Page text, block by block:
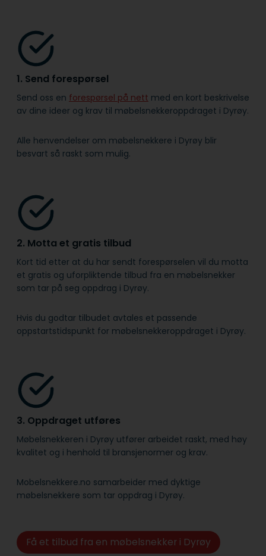
1. Send forespørsel
Send oss en forespørsel på nett med en kort beskrivelse
av dine ideer og krav til møbelsnekkeroppdraget i Dyrøy.
Alle henvendelser om møbelsnekkere i Dyrøy blir
besvart så raskt som mulig.
2. Motta et gratis tilbud
Kort tid etter at du har sendt forespørselen vil du motta
et gratis og uforpliktende tilbud fra en møbelsnekker
som tar på seg oppdrag i Dyrøy.
Hvis du godtar tilbudet avtales et passende
oppstartstidspunkt for møbelsnekkeroppdraget i Dyrøy.
3. Oppdraget utføres
Møbelsnekkeren i Dyrøy utfører arbeidet raskt, med høy
kvalitet og i henhold til bransje­normer og krav.
Mobelsnekkere.no samarbeider med dyktige
møbelsnekkere som tar oppdrag i Dyrøy.
Få et tilbud fra en møbelsnekker i Dyrøy